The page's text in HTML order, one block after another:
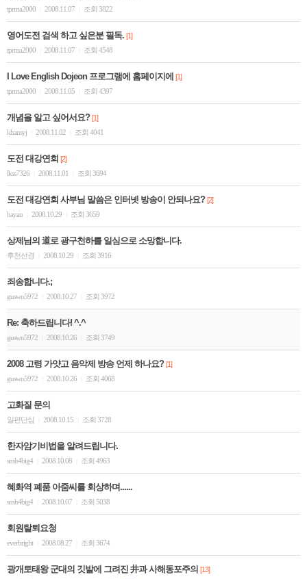
tprma2000 2008.11.07 조회 3822
영어도전 검색 하고 싶은분 필독. [1]
tprma2000
2008.11.07 조회 4548
I Love English Dojeon 프로그램에 홈페이지에 [1]
tprma2000
2008.11.05 조회 4397
개념을 알고 싶어서요? [1]
khansyj
2008.11.02 조회 4041
도전 대강연회 [2]
lkss7326
2008.11.01 조회 3694
도전 대강연회 사부님 말씀은 인터넷 방송이 안되나요? [2]
hayan
2008.10.29 조회 3659
상제님의 道로 광구천하를 일심으로 소망합니다.
후천선경 2008.10.29 조회 3916
죄송합니다.;
guswn5972 2008.10.27 조회 3972
Re: 축하드립니다! ^.^
guswn5972 2008.10.26 조회 3749
2008 고령 가얏고 음악제 방송 언제 하나요? [1]
guswn5972
2008.10.26 조회 4068
고화질 문의
일편단심 2008.10.15 조회 3728
한자암기비법을 알려드립니다.
smh4big4 2008.10.08 조회 4963
혜화역 폐품 아줌씨를 회상하며......
smh4big4 2008.10.07 조회 5038
회원탈퇴요청
everbright 2008.08.27 조회 3674
광개토태왕 군대의 깃발에 그려진 井과 사해동포주의 [13]